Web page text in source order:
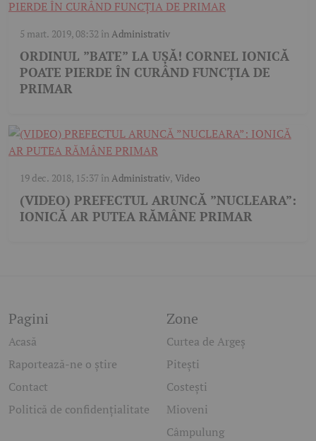
5 mart. 2019, 08:32 înAdministrativ
ORDINUL ”BATE” LA UȘĂ! CORNEL IONICĂ
POATE PIERDE ÎN CURÂND FUNCȚIA DE
PRIMAR
19 dec. 2018, 15:37înAdministrativ, Video
(VIDEO) PREFECTUL ARUNCĂ ”NUCLEARA”:
IONICĂ AR PUTEA RĂMÂNE PRIMAR
Pagini
Acasă
Raportează-ne o știre
Contact
Politică de confidențialitate
Zone
Curtea de Argeș
Pitești
Costești
Mioveni
Câmpulung